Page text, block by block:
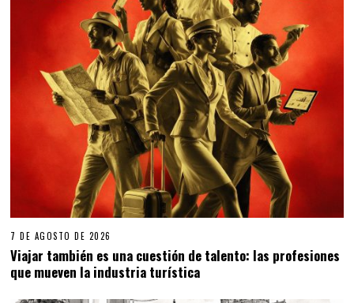
7 DE AGOSTO DE 2026
Viajar también es una cuestión de talento: las profesiones
que mueven la industria turística